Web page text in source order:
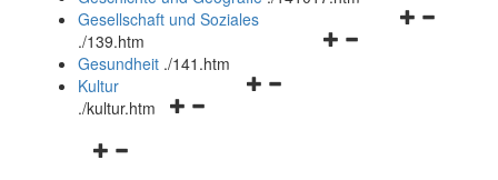
schließen
Navigationsmenü
Gesellschaft und Soziales
./139.htm
Navigationsmenü
Gesundheit ./141.htm
Navigationsmenü
Kultur
./kultur.htm
Navigationsmenü